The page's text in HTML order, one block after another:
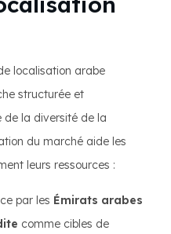
localisation arabe
structurée et
de la diversité de la
du marché aide les
leurs ressources :
par les Émirats arabes
comme cibles de